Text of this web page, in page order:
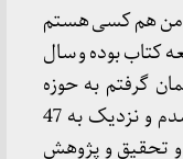
من هم کسی هستم
کتاب بوده و سال
گرفتم به حوزه
علمیه قم رفتم و مشغول تحصیل شدم و نزدیک به 47
تحقیق و پژوهش